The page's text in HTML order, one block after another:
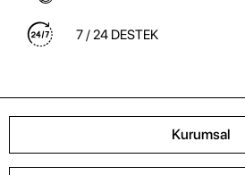
7 / 24 DESTEK
Kurumsal